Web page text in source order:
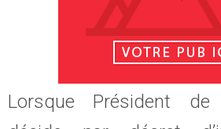
Lorsque Président de